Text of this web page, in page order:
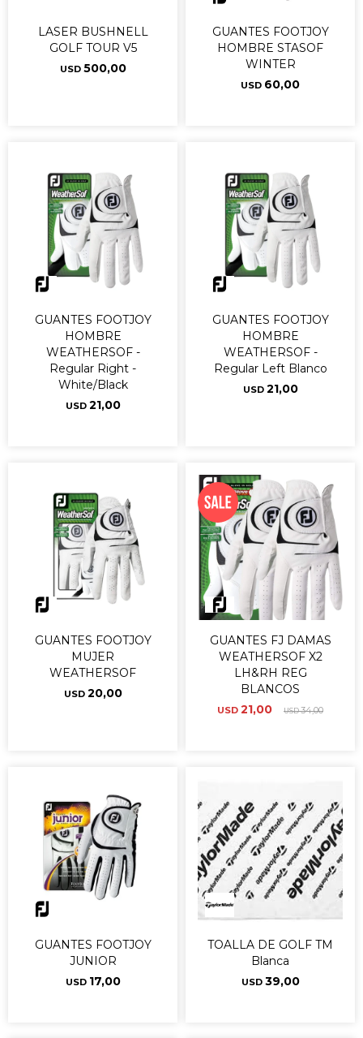
LASER BUSHNELL
GOLF TOUR V5
USD 500,00
GUANTES FOOTJOY
HOMBRE STASOF
WINTER
USD 60,00
GUANTES FOOTJOY
HOMBRE
WEATHERSOF -
Regular Right -
White/Black
USD 21,00
GUANTES FOOTJOY
HOMBRE
WEATHERSOF -
Regular Left Blanco
USD 21,00
GUANTES FOOTJOY
MUJER
WEATHERSOF
USD 20,00
GUANTES FJ DAMAS
WEATHERSOF X2
LH&RH REG
BLANCOS
USD 21,00 USD34,00
GUANTES FOOTJOY
JUNIOR
USD 17,00
TOALLA DE GOLF TM
Blanca
USD 39,00